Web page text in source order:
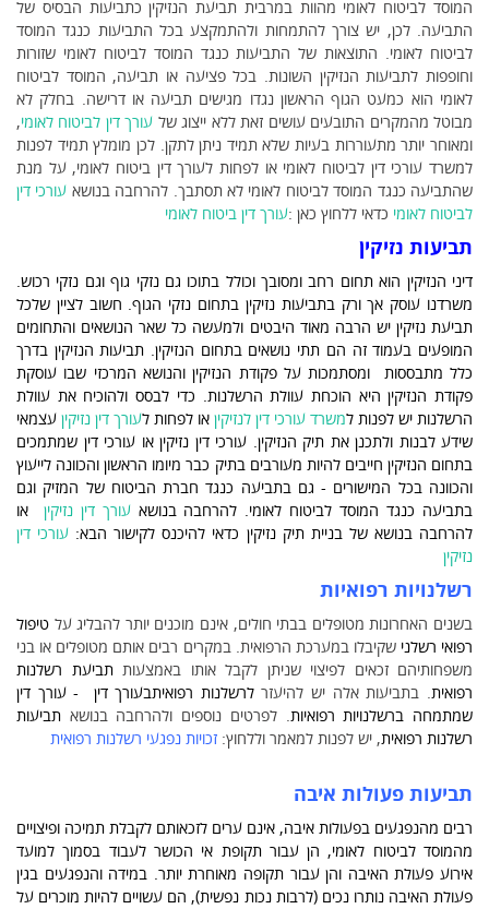
המוסד לביטוח לאומי מהוות במרבית תביעת הנזיקין כתביעות הבסיס של
התביעה. לכן, יש צורך להתמחות ולהתמקצע בכל התביעות כנגד המוסד
לביטוח לאומי. התוצאות של התביעות כנגד המוסד לביטוח לאומי שזורות
וחופפות לתביעות הנזיקין השונות. בכל פציעה או תביעה, המוסד לביטוח
לאומי הוא כמעט הגוף הראשון נגדו מגישים תביעה או דרישה. בחלק לא
מבוטל מהמקרים התובעים עושים זאת ללא ייצוג של עורך דין לביטוח לאומי,
ומאוחר יותר מתעוררות בעיות שלא תמיד ניתן לתקן. לכן מומלץ תמיד לפנות
למשרד עורכי דין לביטוח לאומי או לפחות לעורך דין ביטוח לאומי, על מנת
שהתביעה כנגד המוסד לביטוח לאומי לא תסתבך. להרחבה בנושא עורכי דין
לביטוח לאומי כדאי ללחוץ כאן :עורך דין ביטוח לאומי
תביעות נזיקין
דיני הנזיקין הוא תחום רחב ומסובך וכולל בתוכו גם נזקי גוף וגם נזקי רכוש.
משרדנו עוסק אך ורק בתביעות נזיקין בתחום נזקי הגוף. חשוב לציין שלכל
תביעת נזיקין יש הרבה מאוד היבטים ולמעשה כל שאר הנושאים והתחומים
המופעים בעמוד זה הם תתי נושאים בתחום הנזיקין. תביעות הנזיקין בדרך
כלל מתבססות ומסתמכות על פקודת הנזיקין והנושא המרכזי שבו עוסקת
פקודת הנזיקין היא הוכחת עוולת הרשלנות. כדי לבסס ולהוכיח את עוולת
הרשלנות יש לפנות למשרד עורכי דין לנזיקין או לפחות לעורך דין נזיקין עצמאי
שידע לבנות ולתכנן את תיק הנזיקין. עורכי דין נזיקין או עורכי דין שמתמכים
בתחום הנזיקין חייבים להיות מעורבים בתיק כבר מיומו הראשון והכוונה לייעוץ
והכוונה בכל המישורים - גם בתביעה כנגד חברת הביטוח של המזיק וגם
בתביעה כנגד המוסד לביטוח לאומי. להרחבה בנושאעורך דין נזיקין או
להרחבה בנושא של בניית תיק נזיקין כדאי להיכנס לקישור הבא: עורכי דין
נזיקין
רשלנויות רפואיות
בשנים האחרונות מטופלים בבתי חולים, אינם מוכנים יותר להבליג על טיפול
רפואי רשלני שקיבלו במערכת הרפואית. במקרים רבים אותם מטופלים או בני
משפחותיהם זכאים לפיצוי שניתן לקבל אותו באמצעותתביעת רשלנות
רפואית. בתביעות אלה יש להיעזרלרשלנות רפואיתבעורך דין -עורך דין
שמתמחה ברשלנויות רפואיות. לפרטים נוספים ולהרחבה בנושא תביעות
רשלנות רפואית, יש לפנות למאמר וללחוץ: זכויות נפגעי רשלנות רפואית
תביעות פעולות איבה
רבים מהנפגעים בפעולות איבה, אינם ערים לזכאותם לקבלת תמיכה ופיצויים
מהמוסד לביטוח לאומי, הן עבור תקופת אי הכושר לעבוד בסמוך למועד
אירוע פעולת האיבה והן עבור תקופה מאוחרת יותר. במידה והנפגעים בגין
פעולת האיבה נותרו נכים (לרבות נכות נפשית), הם עשויים להיות מוכרים על